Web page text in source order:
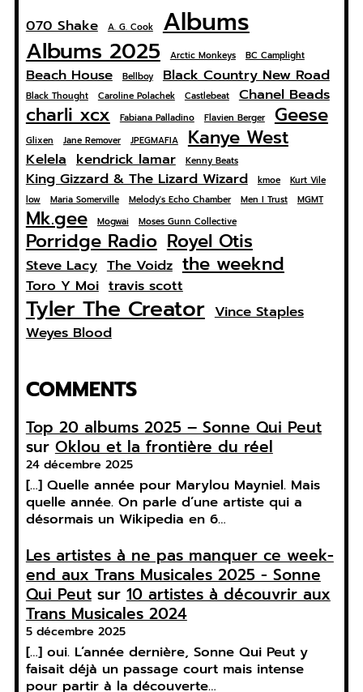
070 Shake A. G. Cook Albums
Albums 2025 Arctic Monkeys BC Camplight
Beach House Bellboy Black Country New Road
Black Thought Caroline Polachek Castlebeat Chanel Beads
charli xcx Fabiana Palladino Flavien Berger Geese
Glixen Jane Remover JPEGMAFIA Kanye West
Kelela kendrick lamar Kenny Beats
King Gizzard & The Lizard Wizard kmoe
Kurt Vile
low
Maria Somerville Melody's Echo Chamber Men I Trust MGMT
Mk.gee Mogwai Moses Gunn Collective
Porridge Radio Royel Otis
Steve Lacy The Voidz the weeknd
Toro Y Moi travis scott
Tyler The Creator Vince Staples
Weyes Blood
COMMENTS
Top 20 albums 2025 – Sonne Qui Peut
surOklou et la frontière du réel
24 décembre 2025
[…] Quelle année pour Marylou Mayniel. Mais
quelle année. On parle d’une artiste qui a
désormais un Wikipedia en 6…
Les artistes à ne pas manquer ce week-
end aux Trans Musicales 2025 - Sonne
Qui Peutsur10 artistes à découvrir aux
Trans Musicales 2024
5 décembre 2025
[…] oui. L’année dernière, Sonne Qui Peut y
faisait déjà un passage court mais intense
pour partir à la découverte…